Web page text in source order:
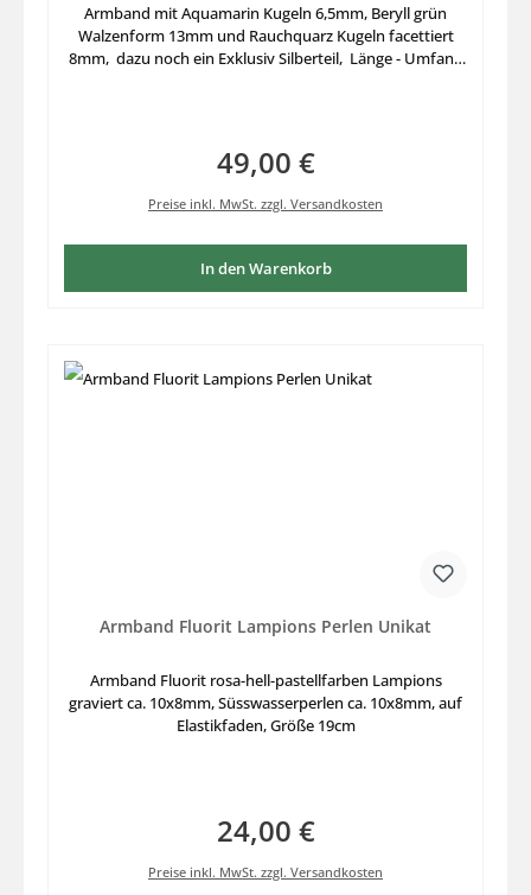
Armband mit Aquamarin Kugeln 6,5mm, Beryll grün
Walzenform 13mm und Rauchquarz Kugeln facettiert
8mm, dazu noch ein Exklusiv Silberteil, Länge - Umfang
Regulärer Preis:
49,00 €
Preise inkl. MwSt. zzgl. Versandkosten
In den Warenkorb
Armband Fluorit Lampions Perlen Unikat
Armband Fluorit rosa-hell-pastellfarben Lampions
graviert ca. 10x8mm, Süsswasserperlen ca. 10x8mm, auf
Elastikfaden, Größe 19cm
Regulärer Preis:
24,00 €
Preise inkl. MwSt. zzgl. Versandkosten